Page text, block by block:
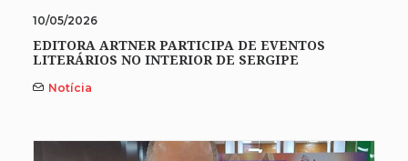
10/05/2026
EDITORA ARTNER PARTICIPA DE EVENTOS
LITERÁRIOS NO INTERIOR DE SERGIPE
Notícia